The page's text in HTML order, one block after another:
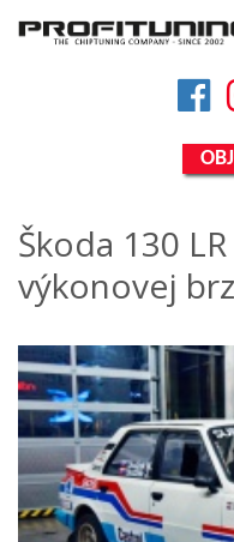
Škoda 130
výkonovej